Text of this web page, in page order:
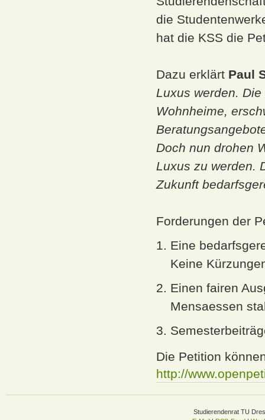
die
hat die KSS die
Dazu erklärt Paul
Luxus werden.
Wohnheime,
Doch nun drohen
Luxus zu werden.
Zukunft
Forderungen der
Eine
Keine
Einen fairen
Mensaessen
Die Petition
http://
Studierendenrat TU